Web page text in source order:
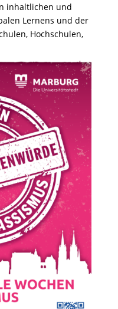
inhaltlichen und
Lernens und der
Hochschulen,